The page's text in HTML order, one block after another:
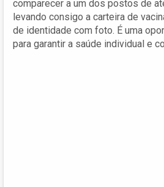
comparecer a um dos postos de
levando consigo a carteira de
de identidade com foto. É uma
para garantir a saúde individual e